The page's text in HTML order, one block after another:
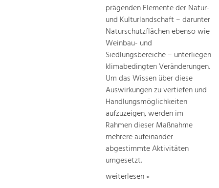
prägenden Elemente der Natur-
und Kulturlandschaft – darunter
Naturschutzflächen ebenso wie
Weinbau- und
Siedlungsbereiche – unterliegen
klimabedingten Veränderungen.
Um das Wissen über diese
Auswirkungen zu vertiefen und
Handlungsmöglichkeiten
aufzuzeigen, werden im
Rahmen dieser Maßnahme
mehrere aufeinander
abgestimmte Aktivitäten
umgesetzt.
weiterlesen »